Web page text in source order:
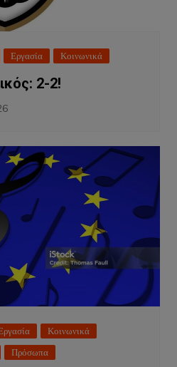
Εργασία Κοινωνικά
2-2!
Κοινωνικά
Πρόσωπα